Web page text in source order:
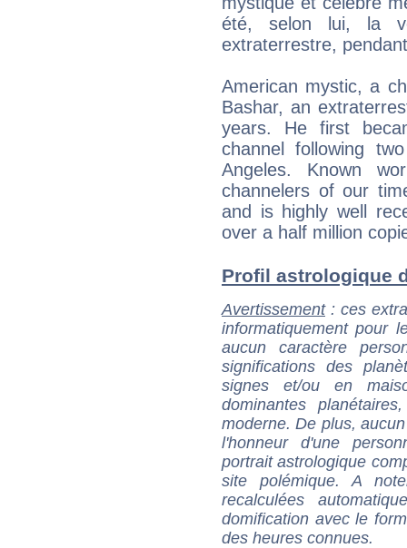
été, selon lui, la
extraterrestre,
American mystic, a
Bashar, an
years. He first
channel following
Angeles. Known
channelers of our
and is highly well
over a half million
Profil astrologique
Avertissement: ces
informatiquement pour
aucun caractère
significations des
signes et/ou en
dominantes
moderne. De plus,
l'honneur d'une
portrait astrologique
site polémique. A
recalculées
domification avec le
des heures connues.